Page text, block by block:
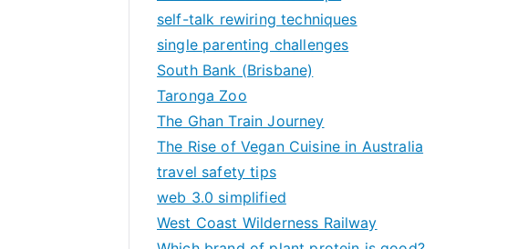
self-talk rewiring techniques
single parenting challenges
South Bank (Brisbane)
Taronga Zoo
The Ghan Train Journey
The Rise of Vegan Cuisine in Australia
travel safety tips
web 3.0 simplified
West Coast Wilderness Railway